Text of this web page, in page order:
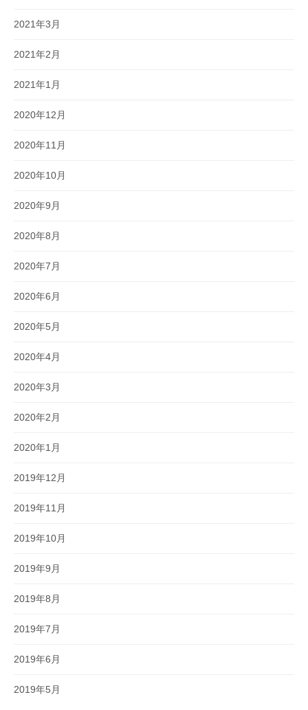
2021年3月
2021年2月
2021年1月
2020年12月
2020年11月
2020年10月
2020年9月
2020年8月
2020年7月
2020年6月
2020年5月
2020年4月
2020年3月
2020年2月
2020年1月
2019年12月
2019年11月
2019年10月
2019年9月
2019年8月
2019年7月
2019年6月
2019年5月